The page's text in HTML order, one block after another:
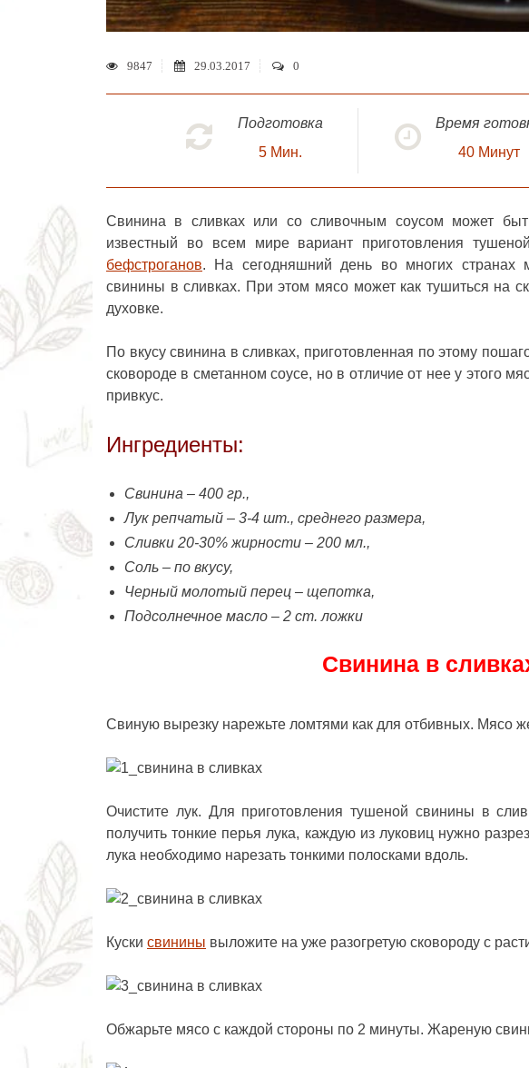
9847 29.03.2017 0
Подготовка
5 Мин.
Время
40 Минут
Свинина в сливкахили со сливочным соусом может
известный во всем мире вариант приготовления
бефстроганов. На сегодняшний день во многих странах
свинины в сливках. При этом мясо может как тушиться на
духовке.
По вкусу свинина в сливках, приготовленная по этому
сковороде в сметанном соусе, но в отличие от нее у этого
привкус.
Ингредиенты:
Свинина – 400 гр.,
Лук репчатый – 3-4 шт., среднего размера,
Сливки 20-30% жирности – 200 мл.,
Соль – по вкусу,
Черный молотый перец – щепотка,
Подсолнечное масло – 2 ст. ложки
Свинина в
Свиную вырезку нарежьте ломтями как для отбивных. Мясо
Очистите лук. Для приготовления тушеной свинины в
получить тонкие перья лука, каждую из луковиц нужно
лука необходимо нарезать тонкими полосками вдоль.
Куски свинины выложите на уже разогретую сковороду с
Обжарьте мясо с каждой стороны по 2 минуты. Жареную